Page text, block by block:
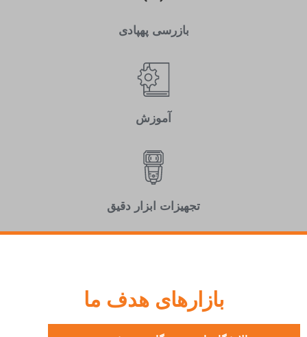
بازرسی پهپادی
تجهیزات ابزار دقیق
بازارهای هدف ما